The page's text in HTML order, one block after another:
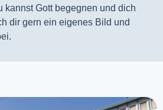
kannst Gott begegnen und dich
dir gern ein eigenes Bild und